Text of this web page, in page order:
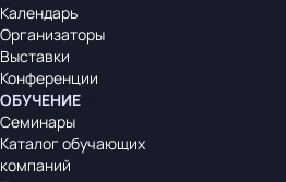
Календарь
Организаторы
Выставки
Конференции
ОБУЧЕНИЕ
Семинары
Каталог обучающих
компаний